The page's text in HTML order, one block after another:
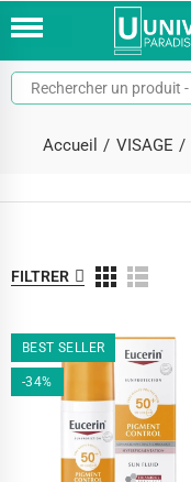
Accueil VISAGE
FILTRER
BEST SELLER
-34%